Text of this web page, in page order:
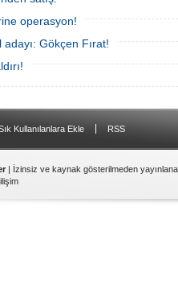
operasyon!
Gökçen Fırat!
Kullanılanlara Ekle RSS
| İzinsiz ve kaynak gösterilmeden